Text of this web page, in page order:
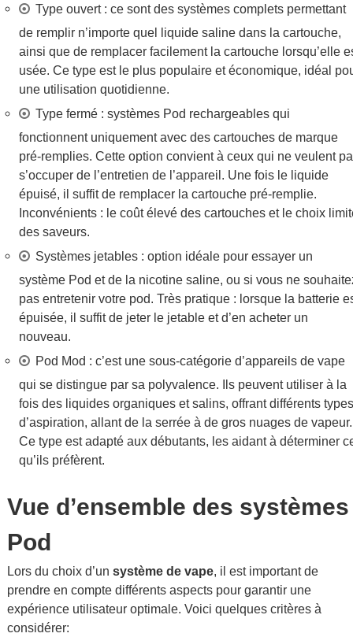
Type ouvert : ce sont des systèmes complets permettant
de remplir n’importe quel liquide saline dans la cartouche,
ainsi que de remplacer facilement la cartouche lorsqu’elle
usée. Ce type est le plus populaire et économique, idéal
une utilisation quotidienne.
Type fermé : systèmes Pod rechargeables qui
fonctionnent uniquement avec des cartouches de marque
pré-remplies. Cette option convient à ceux qui ne veulent
s’occuper de l’entretien de l’appareil. Une fois le liquide
épuisé, il suffit de remplacer la cartouche pré-remplie.
Inconvénients : le coût élevé des cartouches et le choix
des saveurs.
Systèmes jetables : option idéale pour essayer un
système Pod et de la nicotine saline, ou si vous ne
pas entretenir votre pod. Très pratique : lorsque la batterie
épuisée, il suffit de jeter le jetable et d’en acheter un
nouveau.
Pod Mod : c’est une sous-catégorie d’appareils de vape
qui se distingue par sa polyvalence. Ils peuvent utiliser à la
fois des liquides organiques et salins, offrant différents types
d’aspiration, allant de la serrée à de gros nuages de vapeur.
Ce type est adapté aux débutants, les aidant à déterminer
qu’ils préfèrent.
Vue d’ensemble des systèmes
Pod
Lors du choix d’un système de vape, il est important de
prendre en compte différents aspects pour garantir une
expérience utilisateur optimale. Voici quelques critères à
considérer: